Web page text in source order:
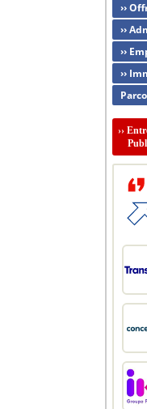
››
››
››
››
››